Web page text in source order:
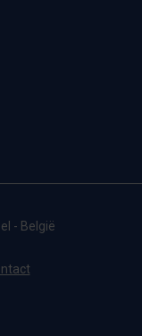
- België